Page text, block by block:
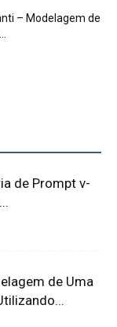
– Modelagem de
de Prompt v-
de Uma